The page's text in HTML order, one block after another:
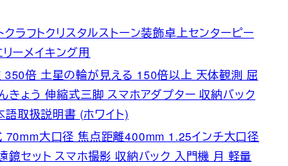
ラフトクリスタルストーン装飾卓上センターピー
ーメイキング用
倍 土星の輪が見える 150倍以上 天体観測 屈
ょう 伸縮式三脚 スマホアダプター 収納バック
取扱説明書 (ホワイト)
大口径 焦点距離400mm 1.25インチ大口径
鏡セット スマホ撮影 収納バック 入門機 月 軽量